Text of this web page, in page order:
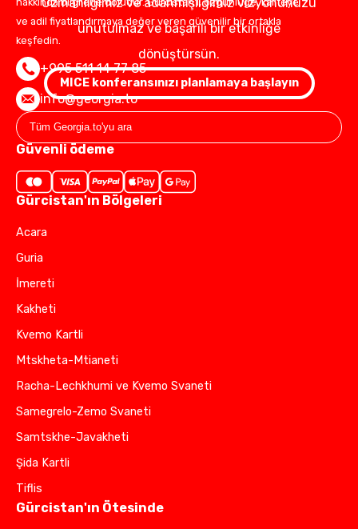
unutulmaz ve başarılı bir etkinliğe
dönüştürsün.
MICE konferansınızı planlamaya başlayın
ve adil fiyatlandırmaya değer veren güvenilir bir ortakla
keşfedin.
+995 511 14 77 85
info@georgia.to
Güvenli ödeme
Gürcistan'ın Bölgeleri
Acara
Guria
İmereti
Kakheti
Kvemo Kartli
Mtskheta-Mtianeti
Racha-Lechkhumi ve Kvemo Svaneti
Samegrelo-Zemo Svaneti
Samtskhe-Javakheti
Şida Kartli
Tiflis
Gürcistan'ın Ötesinde